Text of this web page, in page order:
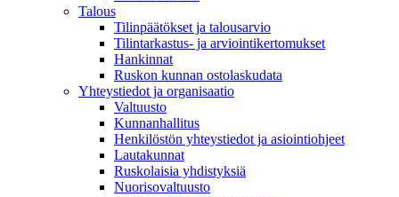
Talous
Tilinpäätökset ja talousarvio
Tilintarkastus- ja arviointikertomukset
Hankinnat
Ruskon kunnan ostolaskudata
Yhteystiedot ja organisaatio
Valtuusto
Kunnanhallitus
Henkilöstön yhteystiedot ja asiointiohjeet
Lautakunnat
Ruskolaisia yhdistyksiä
Nuorisovaltuusto